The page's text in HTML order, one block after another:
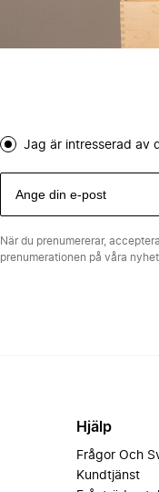
Jag är intresserad av
När du prenumererar,
prenumerationen på våra
Hjälp
Frågor Och
Kundtjänst